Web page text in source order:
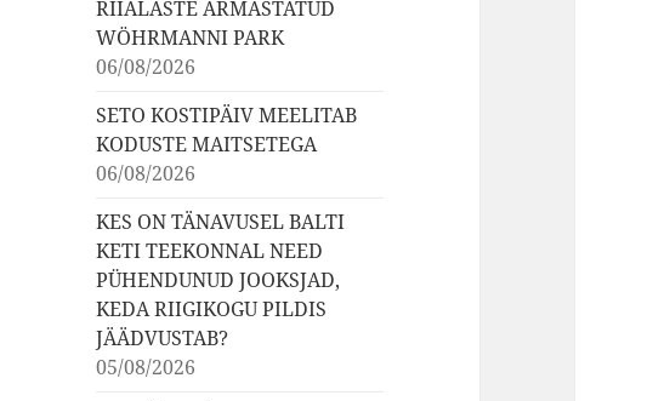
RIIALASTE ARMASTATUD
WÖHRMANNI PARK
06/08/2026
SETO KOSTIPÄIV MEELITAB
KODUSTE MAITSETEGA
06/08/2026
KES ON TÄNAVUSEL BALTI
KETI TEEKONNAL NEED
PÜHENDUNUD JOOKSJAD,
KEDA RIIGIKOGU PILDIS
JÄÄDVUSTAB?
05/08/2026